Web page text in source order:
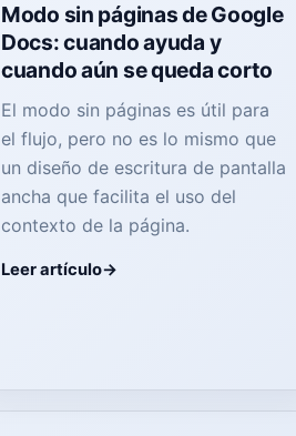
Modo sin páginas de Google
Docs: cuando ayuda y
cuando aún se queda corto
El modo sin páginas es útil para
el flujo, pero no es lo mismo que
un diseño de escritura de pantalla
ancha que facilita el uso del
contexto de la página.
Leer artículo